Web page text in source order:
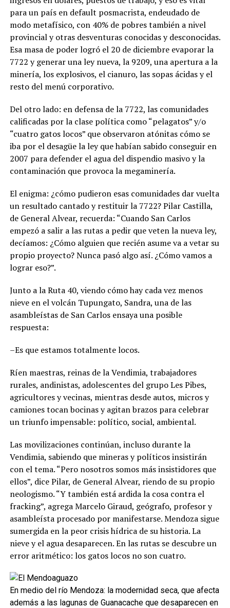
para un país en default posmacrista, endeudado de
modo metafísico, con 40% de pobres también a nivel
provincial y otras desventuras conocidas y desconocidas.
Esa masa de poder logró el 20 de diciembre evaporar la
7722 y generar una ley nueva, la 9209, una apertura a la
minería, los explosivos, el cianuro, las sopas ácidas y el
resto del menú corporativo.
Del otro lado: en defensa de la 7722, las comunidades
calificadas por la clase política como “pelagatos” y/o
“cuatro gatos locos” que observaron atónitas cómo se
iba por el desagüe la ley que habían sabido conseguir en
2007 para defender el agua del dispendio masivo y la
contaminación que provoca la megaminería.
El enigma: ¿cómo pudieron esas comunidades dar vuelta
un resultado cantado y restituir la 7722? Pilar Castilla,
de General Alvear, recuerda: “Cuando San Carlos
empezó a salir a las rutas a pedir que veten la nueva ley,
decíamos: ¿Cómo alguien que recién asume va a vetar su
propio proyecto? Nunca pasó algo así. ¿Cómo vamos a
lograr eso?”.
Junto a la Ruta 40, viendo cómo hay cada vez menos
nieve en el volcán Tupungato, Sandra, una de las
asambleístas de San Carlos ensaya una posible
respuesta:
–Es que estamos totalmente locos.
Ríen maestras, reinas de la Vendimia, trabajadores
rurales, andinistas, adolescentes del grupo Les Pibes,
agricultores y vecinas, mientras desde autos, micros y
camiones tocan bocinas y agitan brazos para celebrar
un triunfo impensable: político, social, ambiental.
Las movilizaciones continúan, incluso durante la
Vendimia, sabiendo que mineras y políticos insistirán
con el tema. “Pero nosotros somos más insistidores que
ellos”, dice Pilar, de General Alvear, riendo de su propio
neologismo. “Y también está ardida la cosa contra el
fracking”, agrega Marcelo Giraud, geógrafo, profesor y
asambleísta procesado por manifestarse. Mendoza sigue
sumergida en la peor crisis hídrica de su historia. La
nieve y el agua desaparecen. En las rutas se descubre un
error aritmético: los gatos locos no son cuatro.
En medio del río Mendoza: la modernidad seca, que afecta
además a las lagunas de Guanacache que desaparecen en